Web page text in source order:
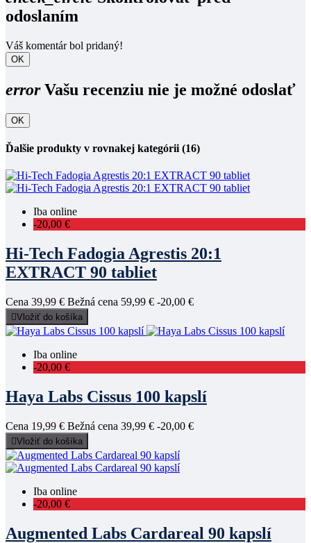
odoslaním
Váš komentár bol pridaný!
OK
errorVašu recenziu nie je možné odoslať
OK
Ďalšie produkty v rovnakej kategórii (16)
Iba online
-20,00 €
Hi-Tech Fadogia Agrestis 20:1
EXTRACT 90 tabliet
Cena 39,99 € Bežná cena 59,99 € -20,00 €
Vložiť do košíka
Iba online
-20,00 €
Haya Labs Cissus 100 kapslí
Cena 19,99 € Bežná cena 39,99 € -20,00 €
Vložiť do košíka
Iba online
-20,00 €
Augmented Labs Cardareal 90 kapslí